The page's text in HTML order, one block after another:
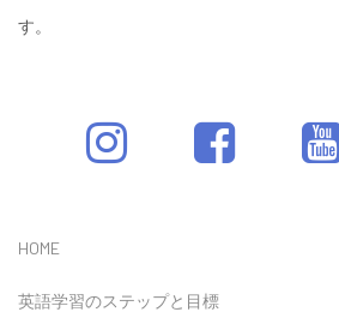
す。
HOME
英語学習のステップと目標